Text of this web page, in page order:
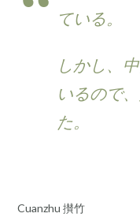
ている。
しかし、
いるので
た。
Cuanzhu 攅竹